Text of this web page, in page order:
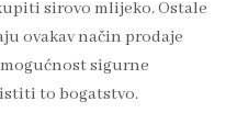
sirovo mlijeko. Ostale
ovakav način prodaje
sigurne
to bogatstvo.